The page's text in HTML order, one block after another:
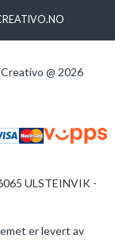
Creativo @ 2026
ULSTEINVIK -
er levert av